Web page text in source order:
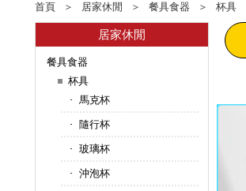
首頁 ＞ 居家休閒 ＞ 餐具食器 ＞ 杯具
居家休閒
餐具食器
杯具
馬克杯
隨行杯
玻璃杯
沖泡杯